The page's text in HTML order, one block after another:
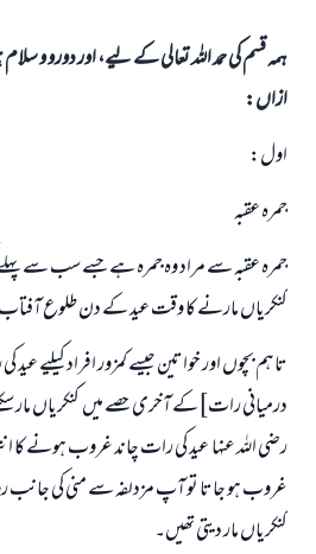
ہمہ قسم کی حمد اللہ تعالی کے لیے، اور دورو و
ازاں:
اول:
جمرہ عقبہ
جمرہ عقبہ سے مراد وہ جمرہ ہے جسے سب سے
کنکریاں مارنے کا وقت عید کے دن طلوع
درمیانی رات]کے آخری حصے میں کنکریاں مار
رضی اللہ عنہا عید کی رات چاند غروب ہونے کا
غروب ہو جاتا تو آپ مزدلفہ سے منی کی جانب
کنکریاں مار دیتی تھیں۔